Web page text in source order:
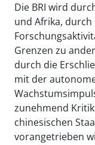
Die BRI wird
und Afrika,
Grenzen zu
durch die
mit der
zunehmend
chinesischen
vorangetrieben